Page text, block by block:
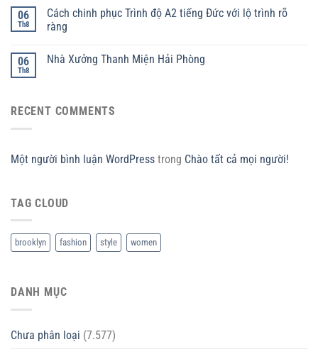
06
Th8
Cách chinh phục Trình độ A2 tiếng Đức với lộ trình rõ
ràng
06
Th8
Nhà Xưởng Thanh Miện Hải Phòng
RECENT COMMENTS
Một người bình luận WordPress trong Chào tất cả mọi người!
TAG CLOUD
brooklyn fashion style women
DANH MỤC
Chưa phân loại (7.577)